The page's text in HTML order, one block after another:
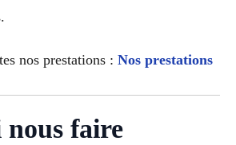
nos prestations : Nos prestations
faire